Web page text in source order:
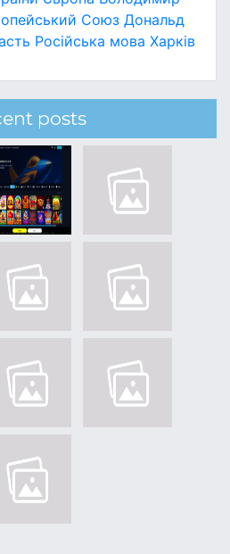
Союз Дональд
Російська мова Харків
posts